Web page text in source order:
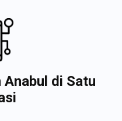
Anabul di Satu